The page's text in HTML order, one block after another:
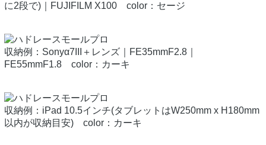
に2段で)｜FUJIFILM X100 color：セージ
収納例：Sonyα7III＋レンズ｜FE35mmF2.8｜
FE55mmF1.8 color：カーキ
収納例：iPad 10.5インチ(タブレットはW250mm x H180mm
以内が収納目安) color：カーキ